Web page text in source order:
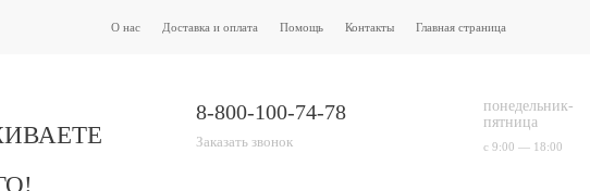
О нас Доставка и оплата Помощь Контакты Главная страница
8-800-100-74-78
Заказать звонок
понедельник-
пятница
с 9:00 — 18:00